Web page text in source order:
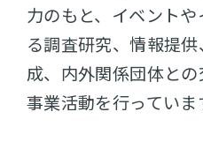
力のもと、イベント
る調査研究、情報提
成、内外関係団体と
事業活動を行っていま